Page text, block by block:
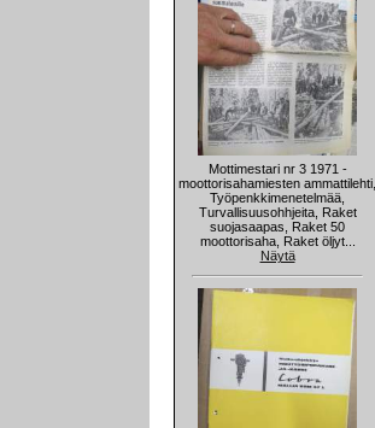
Mottimestari nr 3 1971 -
moottorisahamiesten ammattilehti,
Työpenkkimenetelmää,
Turvallisuusohhjeita, Raket
suojasaapas, Raket 50
moottorisaha, Raket öljyt...
Näytä